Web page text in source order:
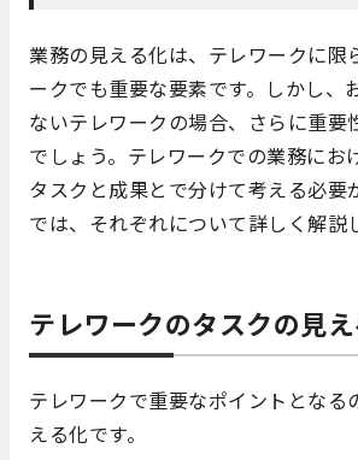
業務の見える化は、テレワークに限
ークでも重要な要素です。しかし、
ないテレワークの場合、さらに重要
でしょう。テレワークでの業務にお
タスクと成果とで分けて考える必要
では、それぞれについて詳しく解説
テレワークのタスクの見
テレワークで重要なポイントとなる
える化です。